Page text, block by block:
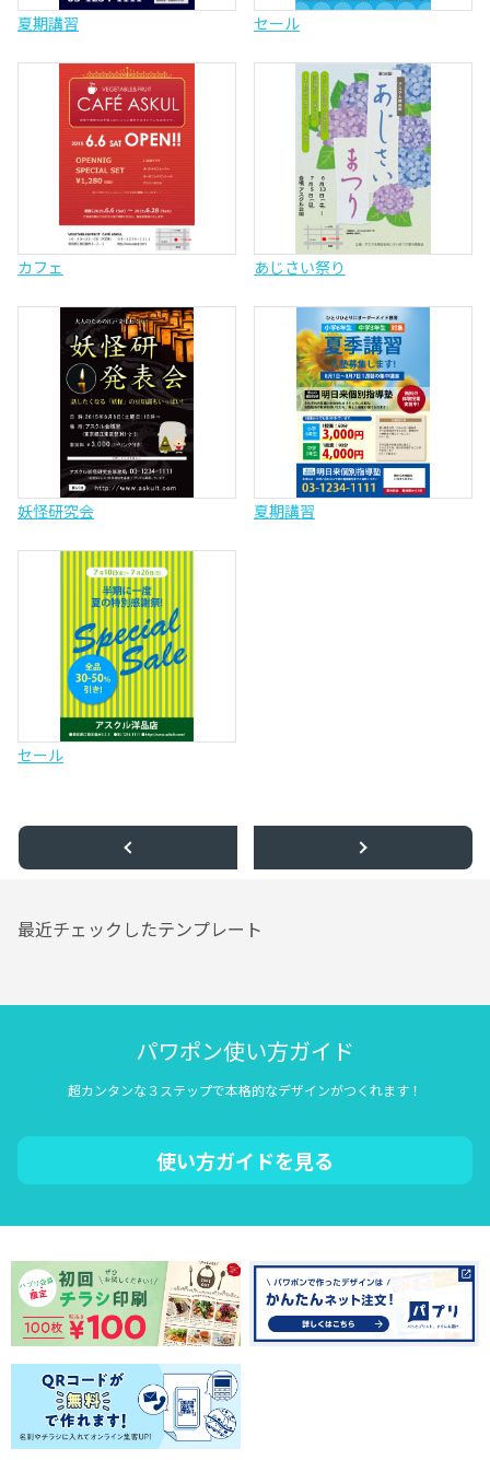
夏期講習 セール
カフェ あじさい祭り
妖怪研究会 夏期講習
セール
最近チェックしたテンプレート
パワポン使い方ガイド
超カンタンな３ステップで本格的なデザインがつくれます！
使い方ガイドを見る